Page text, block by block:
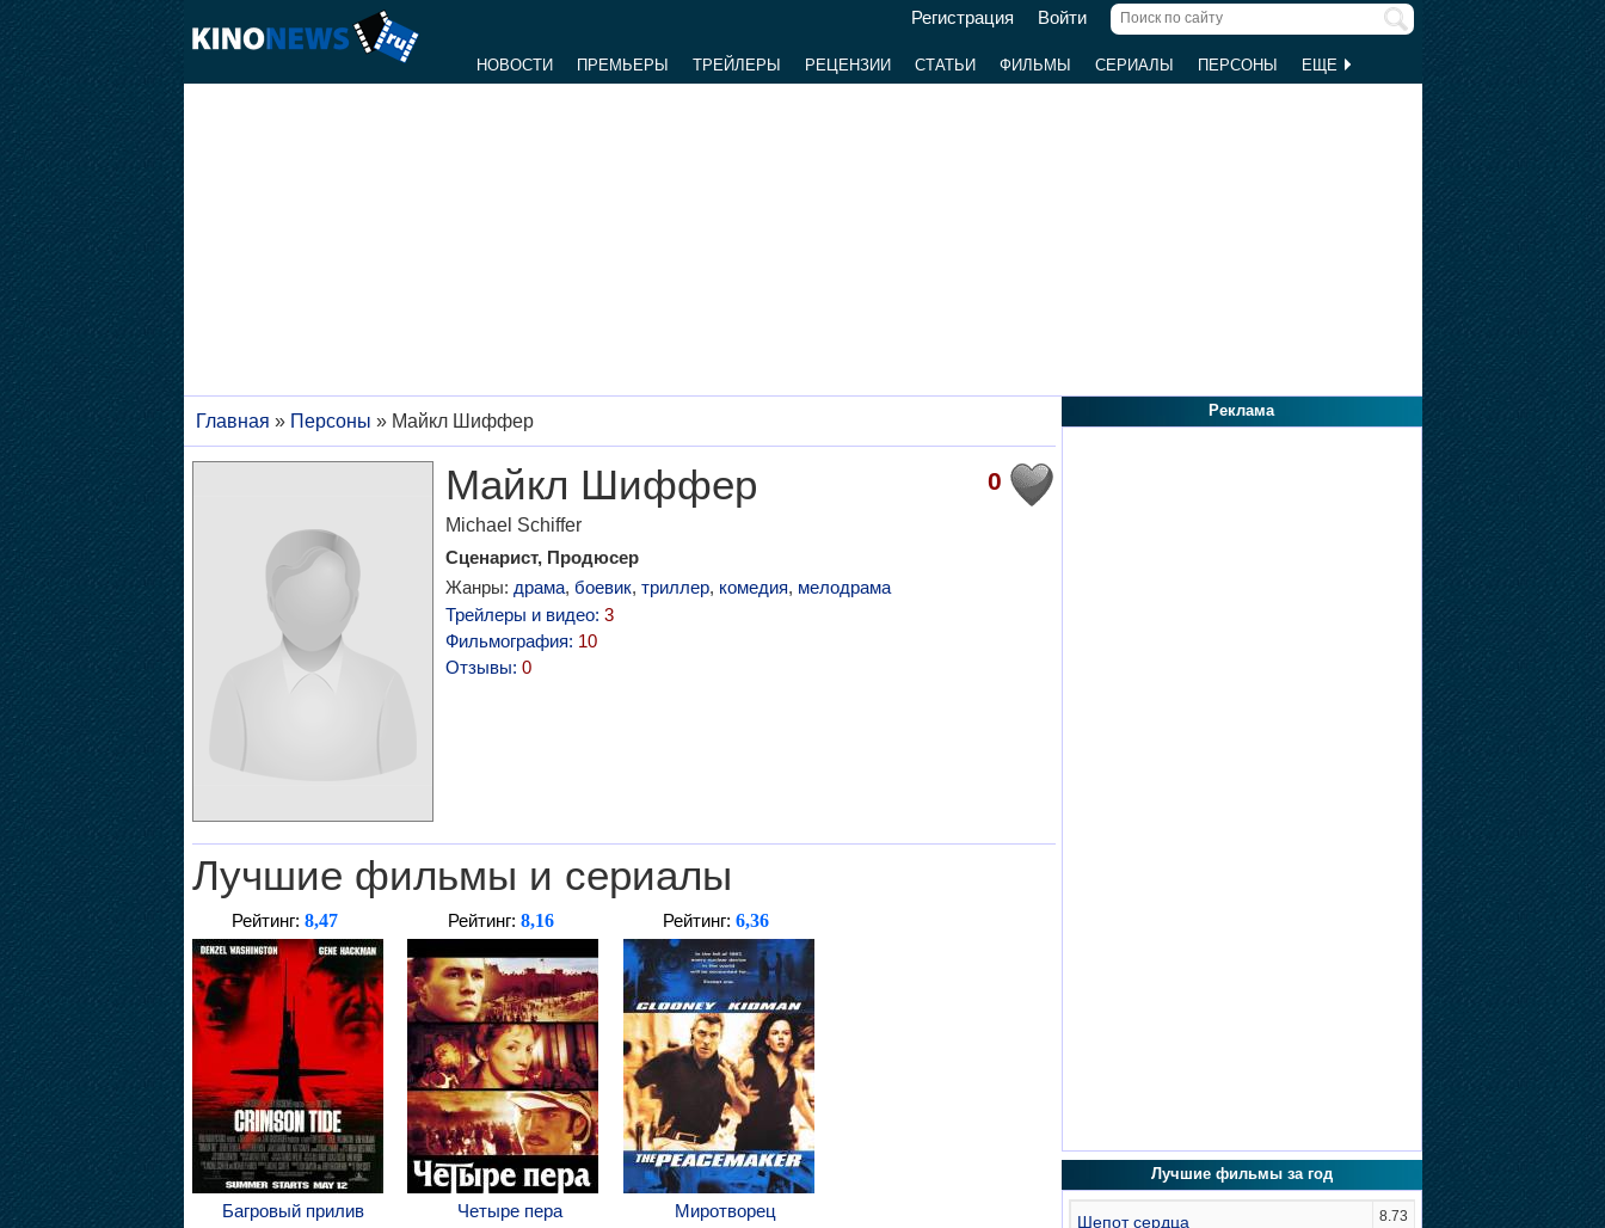
Регистрация Войти
НОВОСТИ ПРЕМЬЕРЫ ТРЕЙЛЕРЫ РЕЦЕНЗИИ СТАТЬИ ФИЛЬМЫ СЕРИАЛЫ ПЕРСОНЫ ЕЩЕ
Главная » Персоны » Майкл Шиффер
0
Майкл Шиффер
Michael Schiffer
Сценарист, Продюсер
Жанры: драма, боевик, триллер, комедия, мелодрама
Трейлеры и видео: 3
Фильмография: 10
Отзывы: 0
Лучшие фильмы и сериалы
Рейтинг: 8,47
Багровый прилив
Рейтинг: 8,16
Четыре пера
Рейтинг:6,36
Миротворец
Реклама
Лучшие фильмы за год
Шепот сердца 8.73